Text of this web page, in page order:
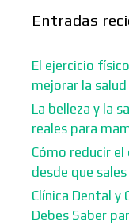
Entradas
El ejercicio
mejorar la
La belleza y la
reales para
Cómo reducir
desde que
Clínica Dental y
Debes Saber